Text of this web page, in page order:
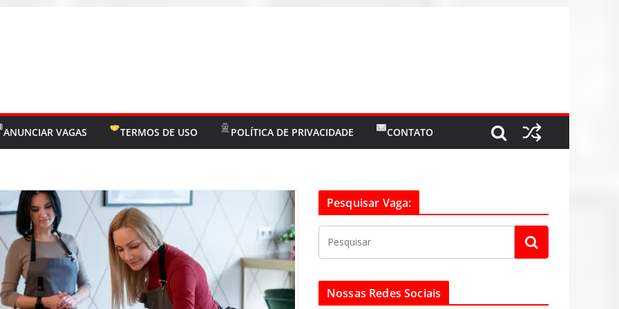
ANUNCIAR VAGAS TERMOS DE USO POLÍTICA DE PRIVACIDADE CONTATO
Pesquisar Vaga:
Nossas Redes Sociais